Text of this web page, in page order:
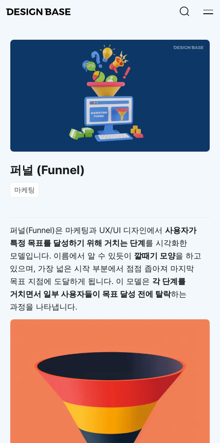
퍼널 (Funnel)
마케팅
퍼널(Funnel)은 마케팅과 UX/UI 디자인에서 사용자가
특정 목표를 달성하기 위해 거치는 단계를 시각화한
모델입니다. 이름에서 알 수 있듯이 깔때기 모양을 하고
있으며, 가장 넓은 시작 부분에서 점점 좁아져 마지막
목표 지점에 도달하게 됩니다. 이 모델은 각 단계를
거치면서 일부 사용자들이 목표 달성 전에 탈락하는
과정을 나타냅니다.